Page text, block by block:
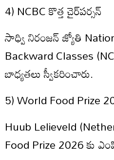
4) NCBC కొత్త చైర్‌పర్సన్
సాధ్వి నిరంజన్ జ్యోతి
Backward Classes
బాధ్యతలు స్వీకరించారు.
5) World Food Prize
Huub Lelieveld
Food Prize 2026 కు